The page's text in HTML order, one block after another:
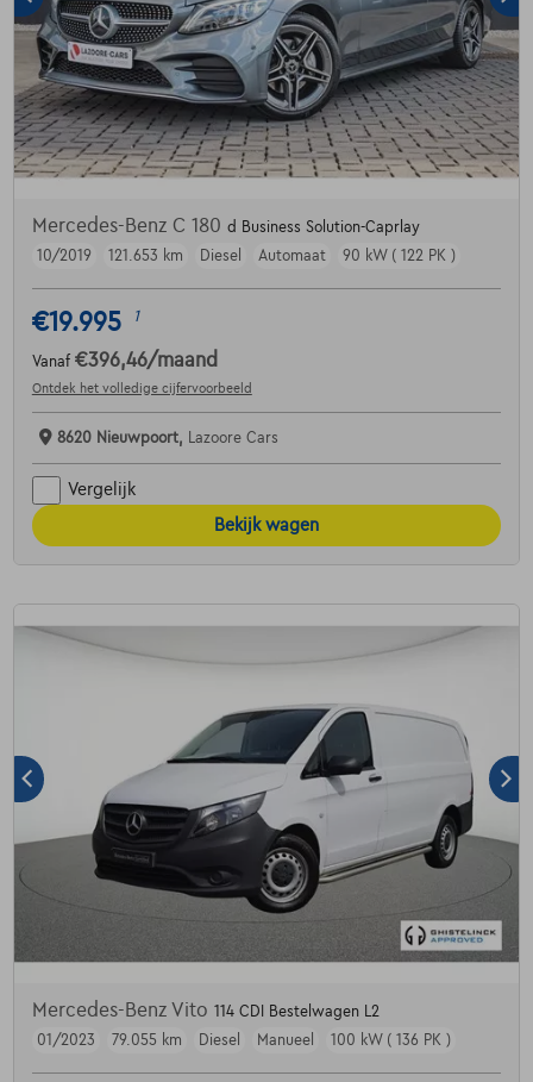
Mercedes-Benz C 180 d Business Solution-Caprlay
10/2019
121.653 km Diesel Automaat 90 kW ( 122 PK )
€19.995 1
Vanaf €396,46/maand
Ontdek het volledige cijfervoorbeeld
8620 Nieuwpoort, Lazoore Cars
Vergelijk
Bekijk wagen
Mercedes-Benz Vito 114 CDI Bestelwagen L2
01/2023
79.055 km Diesel Manueel 100 kW ( 136 PK )